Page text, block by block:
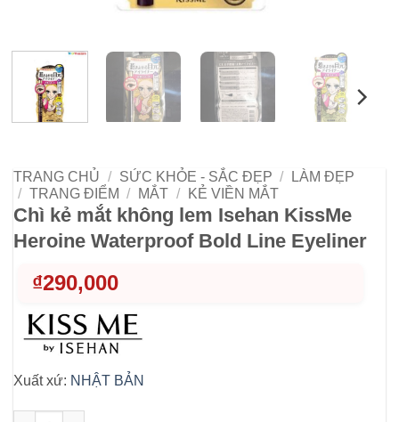
TRANG CHỦ / SỨC KHỎE - SẮC ĐẸP /
LÀM ĐẸP
/ TRANG ĐIỂM / MẮT / KẺ VIỀN MẮT
Chì kẻ mắt không lem Isehan KissMe
Heroine Waterproof Bold Line Eyeliner
₫290,000
Xuất xứ: NHẬT BẢN